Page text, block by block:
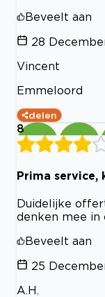
Beveelt aan
28
Vincent
Emmeloord
delen
8
Prima service,
Duidelijke
denken mee in
Beveelt aan
25
A.H.